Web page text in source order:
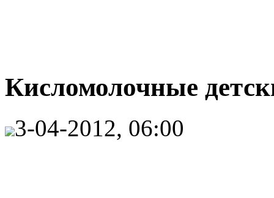
Кисломолочные
3-04-2012, 06:00